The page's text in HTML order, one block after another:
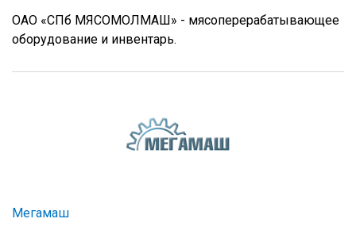
ОАО «СПб МЯСОМОЛМАШ» - мясоперерабатывающее
оборудование и инвентарь.
Мегамаш